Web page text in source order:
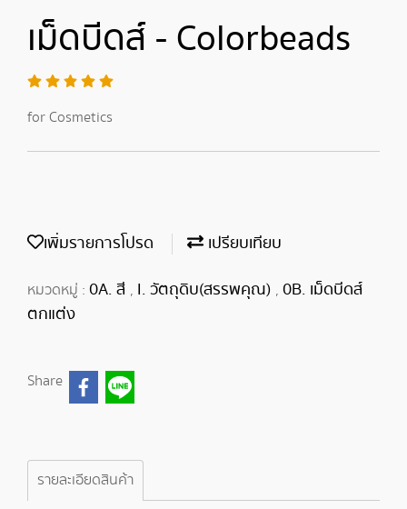
เม็ดบีดส์ - Colorbeads
for Cosmetics
เพิ่มรายการโปรด เปรียบเทียบ
หมวดหมู่ : 0A. สี , I. วัตถุดิบ(สรรพคุณ) , 0B. เม็ดบีดส์
ตกแต่ง
Share
รายละเอียดสินค้า